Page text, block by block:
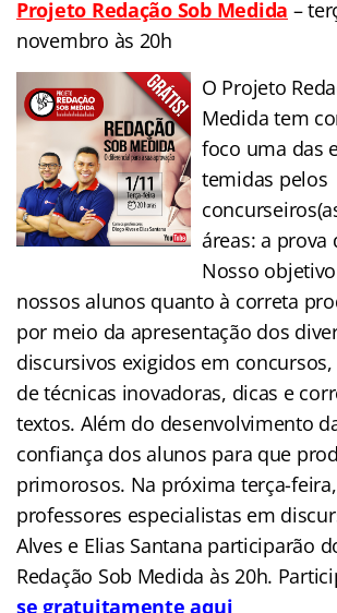
Projeto Redação Sob Medida –
novembro às 20h
O Projeto
Medida tem
foco uma das
temidas pelos
áreas: a prova
Nosso
nossos alunos quanto à correta
por meio da apresentação dos
discursivos exigidos em
de técnicas inovadoras, dicas e
textos. Além do desenvolvimento
confiança dos alunos para que
primorosos. Na próxima terça-
professores especialistas em
Alves e Elias Santana participarão
Redação Sob Medida às 20h.
se gratuitamente aqui